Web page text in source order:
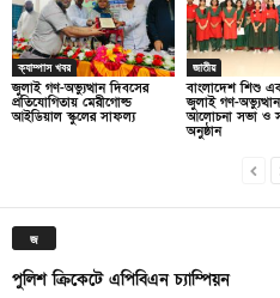
ক্যাম্পাস খবর
জুলাই গণ-অভ্যুত্থান দিবসের
প্রতিযোগিতায় মেরীগোল্ড
আইডিয়াল স্কুলের সাফল্য
জাতীয়
বাংলাদেশ শিশু
জুলাই গণ-
আলোচনা সভা ও
অনুষ্ঠান
জ
পুলিশ ক্রিকেটে এপিবিএন চ্যাম্পিয়ন